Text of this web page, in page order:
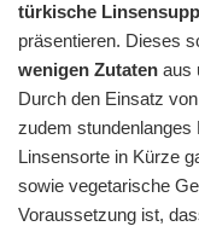
türkische
präsentieren. Dieses
wenigen Zutaten aus
Durch den Einsatz
zudem stundenlanges
Linsensorte in Kürze
sowie vegetarische
Voraussetzung ist,